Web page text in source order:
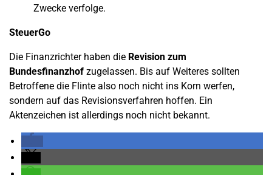
Zwecke verfolge.
SteuerGo
Die Finanzrichter haben die Revision zum
Bundesfinanzhof zugelassen. Bis auf Weiteres sollten
Betroffene die Flinte also noch nicht ins Korn werfen,
sondern auf das Revisionsverfahren hoffen. Ein
Aktenzeichen ist allerdings noch nicht bekannt.